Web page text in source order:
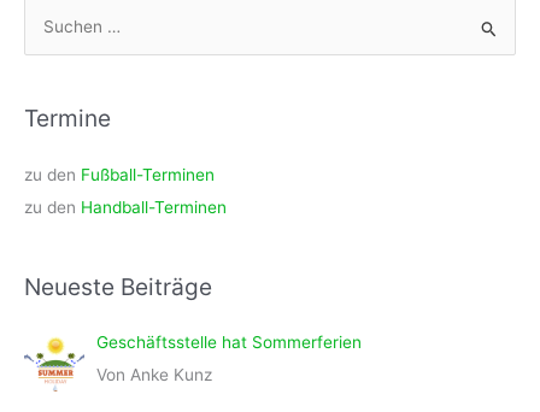
h
n
n
Termine
zu den Fußball-Terminen
zu den Handball-Terminen
Neueste Beiträge
Geschäftsstelle hat Sommerferien
Von Anke Kunz